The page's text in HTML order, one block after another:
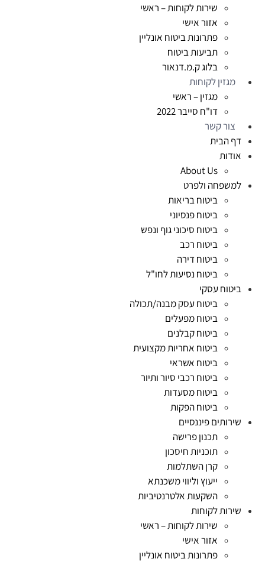
שירות לקוחות – ראשי
אזור אישי
פתרונות ביטוח אונליין
תביעות ביטוח
בלוג ק.מ.דנאור
מגזין לקוחות
מגזין – ראשי
דו"ח סייבר 2022
צור קשר
דף הבית
אודות
About Us
למשפחה ולפרט
ביטוח בריאות
ביטוח פנסיוני
ביטוח סיכוני גוף ונפש
ביטוח רכב
ביטוח דירה
ביטוח נסיעות לחו"ל
ביטוח עסקי
ביטוח עסק מבנה/תכולה
ביטוח מפעלים
ביטוח קבלנים
ביטוח אחריות מקצועית
ביטוח אשראי
ביטוח רכבי סיור ותיור
ביטוח מסעדות
ביטוח הפקות
שירותים פיננסיים
תכנון פרישה
תוכניות חיסכון
קרן השתלמות
ייעוץ וליווי משכנתא
השקעות אלטרנטיביות
שירות לקוחות
שירות לקוחות – ראשי
אזור אישי
פתרונות ביטוח אונליין